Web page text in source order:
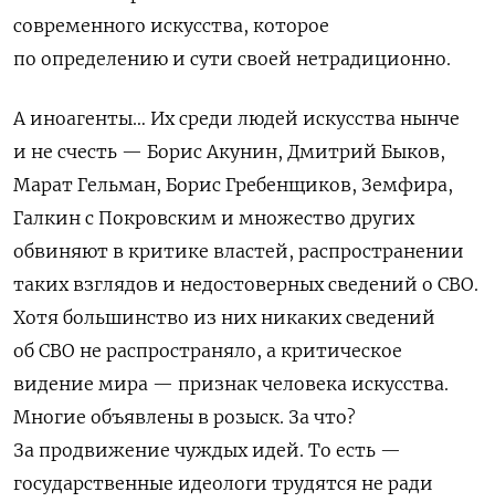
современного искусства, которое
по определению и сути своей нетрадиционно.
А иноагенты… Их среди людей искусства нынче
и не счесть — Борис Акунин, Дмитрий Быков,
Марат Гельман, Борис Гребенщиков, Земфира,
Галкин с Покровским и множество других
обвиняют в критике властей, распространении
таких взглядов и недостоверных сведений о СВО.
Хотя большинство из них никаких сведений
об СВО не распространяло, а критическое
видение мира — признак человека искусства.
Многие объявлены в розыск. За что?
За продвижение чуждых идей. То есть —
государственные идеологи трудятся не ради